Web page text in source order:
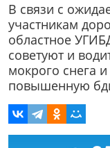
В связи с
участникам
областное
советуют и
мокрого снега
повышенную